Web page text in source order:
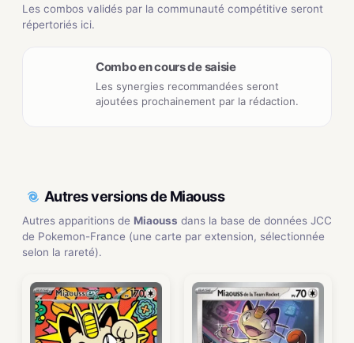
Les combos validés par la communauté compétitive seront
répertoriés ici.
Combo en cours de saisie
Les synergies recommandées seront
ajoutées prochainement par la rédaction.
Autres versions de Miaouss
Autres apparitions de Miaouss dans la base de données JCC
de Pokemon-France (une carte par extension, sélectionnée
selon la rareté).